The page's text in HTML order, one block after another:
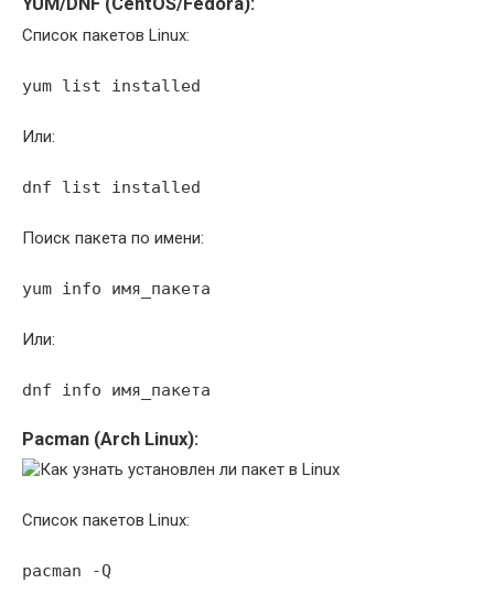
YUM/DNF (CentOS/Fedora):
Список пакетов Linux:
yum list installed
Или:
dnf list installed
Поиск пакета по имени:
yum info имя_пакета
Или:
dnf info имя_пакета
Pacman (Arch Linux):
Список пакетов Linux:
pacman -Q